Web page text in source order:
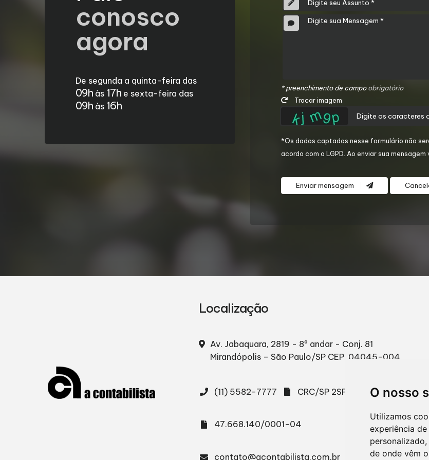
O nosso
Utilizamos
experiência
de onde vêm
conosco
agora
De segunda a quinta-feira das
09h às 17h e sexta-feira das
09h às 16h
* preenchimento de campoobrigatório
Trocar imagem
*Os dados captados nesse formulário não
acordo com a LGPD . Ao enviar sua
Enviar mensagem
Localização
Av. Jabaquara, 2819 - 8º andar - Conj. 81
Mirandópolis – São Paulo/SP CEP. 04045-004
(11) 5582-7777 CRC/SP 2SP003665/O-2
47.668.140/0001-04
contato@acontabilista.com.br